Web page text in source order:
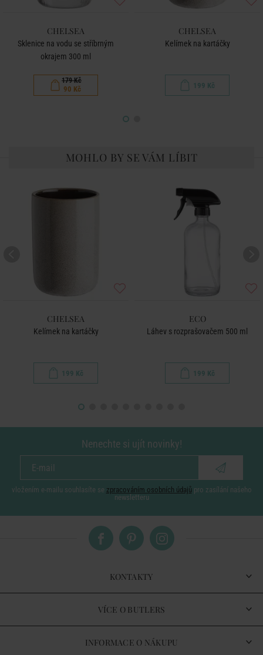
CHELSEA
Sklenice na vodu se stříbrným
okrajem 300 ml
179 Kč
90 Kč
CHELSEA
Kelímek na kartáčky
199 Kč
MOHLO BY SE VÁM LÍBIT
CHELSEA
Kelímek na kartáčky
199 Kč
ECO
Láhev s rozprašovačem 500 ml
199 Kč
Nenechte si ujít novinky!
vložením e-mailu souhlasíte se zpracováním osobních údajů pro zasílání našeho
newsletteru
KONTAKTY
VÍCE O BUTLERS
INFORMACE O NÁKUPU